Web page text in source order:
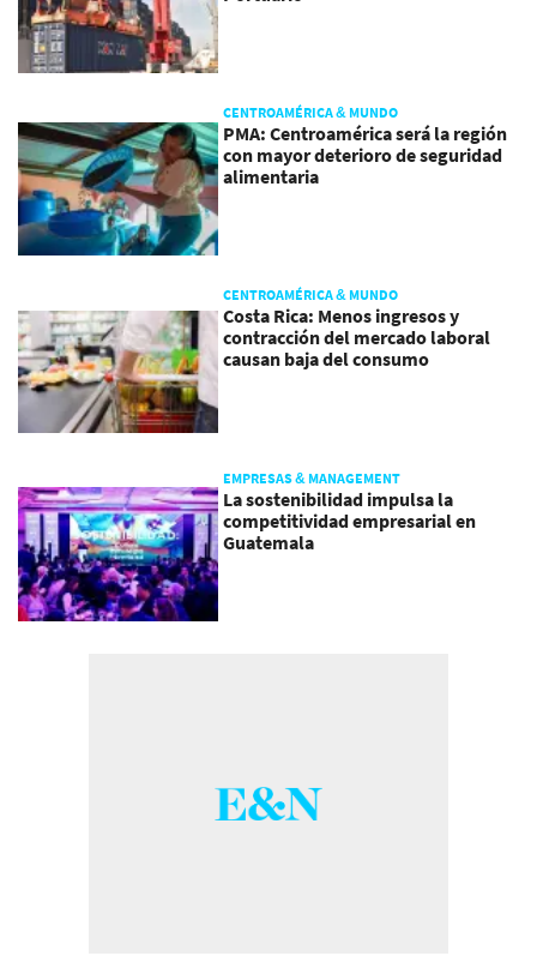
CENTROAMÉRICA & MUNDO
PMA: Centroamérica será la región
con mayor deterioro de seguridad
alimentaria
CENTROAMÉRICA & MUNDO
Costa Rica: Menos ingresos y
contracción del mercado laboral
causan baja del consumo
EMPRESAS & MANAGEMENT
La sostenibilidad impulsa la
competitividad empresarial en
Guatemala